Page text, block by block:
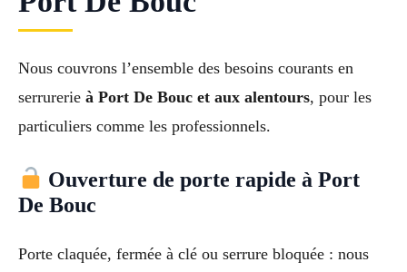
Nous couvrons l’ensemble des besoins courants en
serrurerie à Port De Bouc et aux alentours, pour les
particuliers comme les professionnels.
Ouverture de porte rapide à Port
De Bouc
Porte claquée, fermée à clé ou serrure bloquée : nous